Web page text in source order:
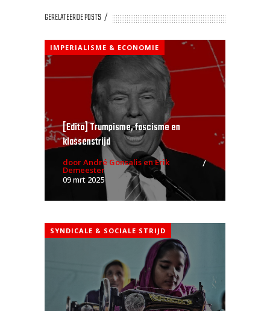
GERELATEERDE POSTS
IMPERIALISME & ECONOMIE
[Edito] Trumpisme, fascisme en
klassenstrijd
door André Gonsalis en Erik
Demeester
09 mrt 2025
SYNDICALE & SOCIALE STRIJD